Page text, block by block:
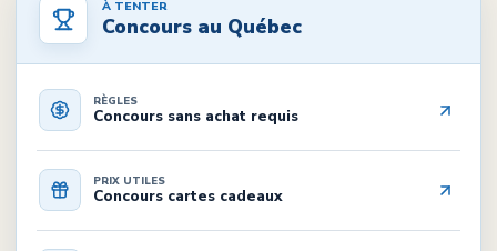
À TENTER
Concours au Québec
RÈGLES
Concours sans achat requis
PRIX UTILES
Concours cartes cadeaux